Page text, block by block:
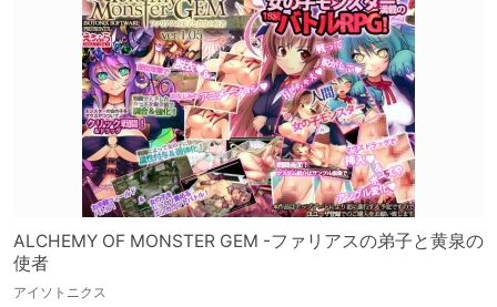
ALCHEMY OF MONSTER GEM -ファリアスの弟子と黄泉の
使者
アイソトニクス